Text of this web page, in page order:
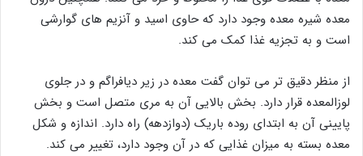
معده شیره معده وجود دارد که حاوی اسید و آنزیم‌ های گوارشی
است و به تجزیه غذا کمک می‌ کند.
از منظر دقیق تر می توان گفت معده در زیر دیافراگم و در جلوی
لوزالمعده قرار دارد. بخش بالایی آن به مری متصل است و بخش
پایینی آن به ابتدای روده باریک (دوازدهه) راه دارد. اندازه و شکل
معده بسته به میزان غذایی که در آن وجود دارد، تغییر می ‌کند.